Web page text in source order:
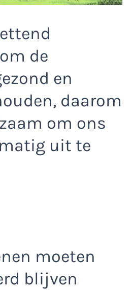
de
en
daarom
om ons
uit te
moeten
blijven